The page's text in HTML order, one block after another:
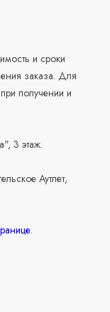
и сроки
заказа. Для
получении и
3 этаж.
Аутлет,
.